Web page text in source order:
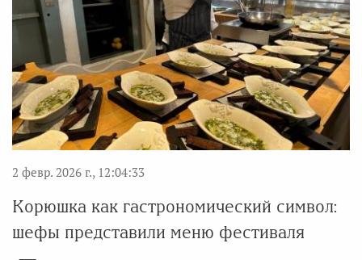
2 февр. 2026 г., 12:04:33
Корюшка как гастрономический символ:
шефы представили меню фестиваля